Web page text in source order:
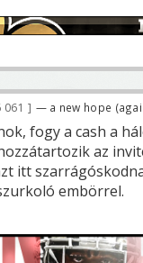
061 — a new hope
fogy a cash a
az
itt
embörrel.